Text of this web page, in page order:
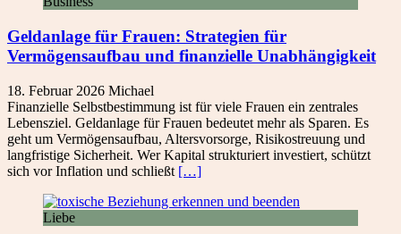
Geldanlage für Frauen: Strategien für
Vermögensaufbau und finanzielle Unabhängigkeit
18. Februar 2026 Michael
Finanzielle Selbstbestimmung ist für viele Frauen ein zentrales
Lebensziel. Geldanlage für Frauen bedeutet mehr als Sparen. Es
geht um Vermögensaufbau, Altersvorsorge, Risikostreuung und
langfristige Sicherheit. Wer Kapital strukturiert investiert, schützt
sich vor Inflation und schließt […]
Liebe